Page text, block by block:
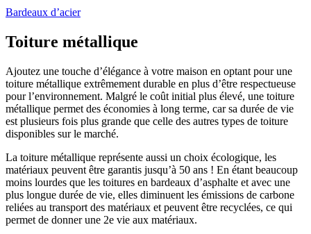
Bardeaux d’acier
Toiture métallique
Ajoutez une touche d’élégance à votre maison en optant pour une
toiture métallique extrêmement durable en plus d’être respectueuse
pour l’environnement. Malgré le coût initial plus élevé, une toiture
métallique permet des économies à long terme, car sa durée de vie
est plusieurs fois plus grande que celle des autres types de toiture
disponibles sur le marché.
La toiture métallique représente aussi un choix écologique, les
matériaux peuvent être garantis jusqu’à 50 ans ! En étant beaucoup
moins lourdes que les toitures en bardeaux d’asphalte et avec une
plus longue durée de vie, elles diminuent les émissions de carbone
reliées au transport des matériaux et peuvent être recyclées, ce qui
permet de donner une 2e vie aux matériaux.